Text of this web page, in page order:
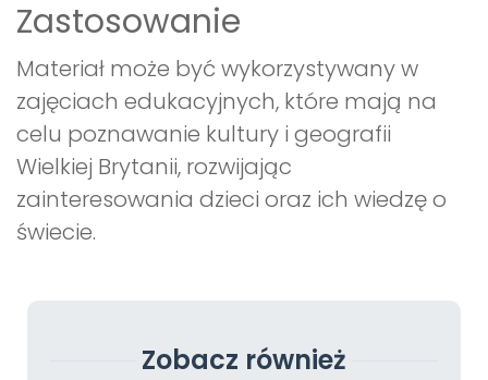
Zastosowanie
Materiał może być wykorzystywany w
zajęciach edukacyjnych, które mają na
celu poznawanie kultury i geografii
Wielkiej Brytanii, rozwijając
zainteresowania dzieci oraz ich wiedzę o
świecie.
Zobacz również